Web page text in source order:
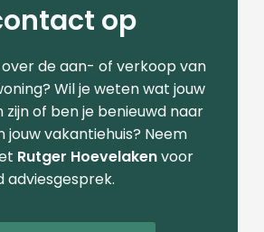
op
de aan- of verkoop van
Wil je weten wat jouw
zijn of ben je benieuwd naar
jouw vakantiehuis? Neem
Rutger Hoevelakenvoor
adviesgesprek.